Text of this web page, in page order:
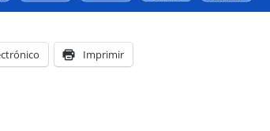
Imprimir